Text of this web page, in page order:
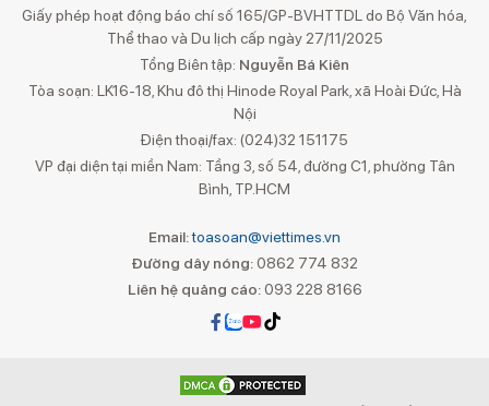
Giấy phép hoạt động báo chí số 165/GP-BVHTTDL do Bộ Văn hóa,
Thể thao và Du lịch cấp ngày 27/11/2025
Tổng Biên tập: Nguyễn Bá Kiên
Tòa soạn: LK16-18, Khu đô thị Hinode Royal Park, xã Hoài Đức, Hà
Nội
Điện thoại/fax: (024)32 151175
VP đại diện tại miền Nam: Tầng 3, số 54, đường C1, phường Tân
Bình, TP.HCM
Email:toasoan@viettimes.vn
Đường dây nóng: 0862 774 832
Liên hệ quảng cáo:093 228 8166